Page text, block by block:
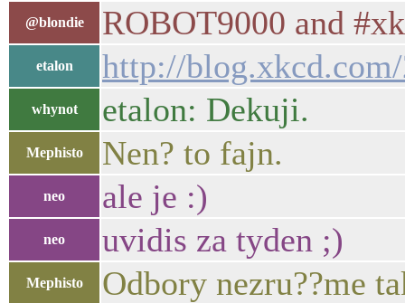
@blondie ROBOT9000 and
etalon http://
whynot etalon: Dekuji.
Mephisto Nen? to fajn.
neo ale je :)
neo uvidis za tyden ;)
Mephisto Odbory nezru??me